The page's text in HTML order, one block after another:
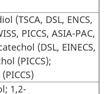
(TSCA, DSL, ENCS,
PICCS, ASIA-PAC,
(DSL, EINECS,
(PICCS);
1,2-